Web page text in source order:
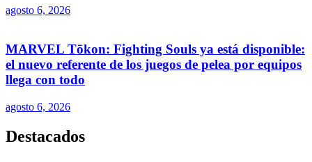
agosto 6, 2026
MARVEL Tōkon: Fighting Souls ya está disponible:
el nuevo referente de los juegos de pelea por equipos
llega con todo
agosto 6, 2026
Destacados